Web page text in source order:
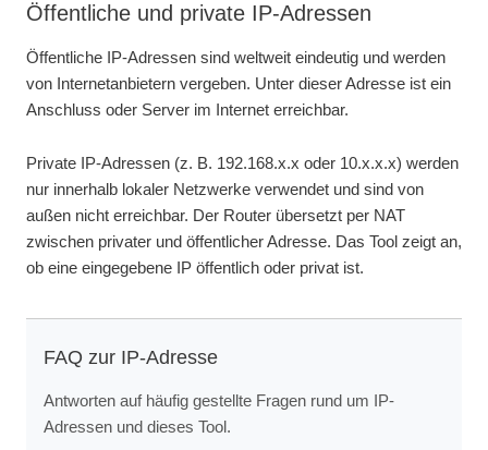
Öffentliche und private IP-Adressen
Öffentliche IP-Adressen sind weltweit eindeutig und werden
von Internetanbietern vergeben. Unter dieser Adresse ist ein
Anschluss oder Server im Internet erreichbar.
Private IP-Adressen (z. B. 192.168.x.x oder 10.x.x.x) werden
nur innerhalb lokaler Netzwerke verwendet und sind von
außen nicht erreichbar. Der Router übersetzt per NAT
zwischen privater und öffentlicher Adresse. Das Tool zeigt an,
ob eine eingegebene IP öffentlich oder privat ist.
FAQ zur IP-Adresse
Antworten auf häufig gestellte Fragen rund um IP-
Adressen und dieses Tool.